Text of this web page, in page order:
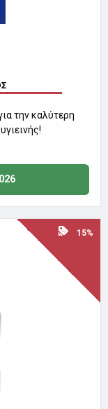
την καλύτερη
15%